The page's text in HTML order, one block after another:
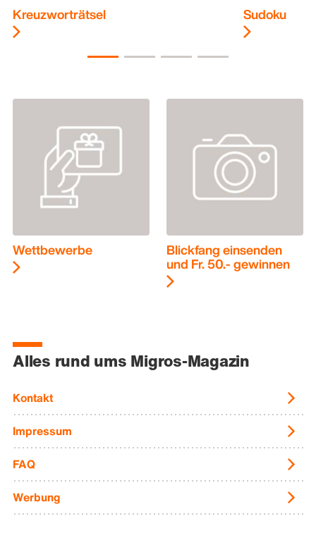
Kreuzworträtsel Sudoku
Wettbewerbe Blickfang einsenden
und Fr. 50.- gewinnen
Alles rund ums Migros-Magazin
Kontakt
Impressum
FAQ
Werbung